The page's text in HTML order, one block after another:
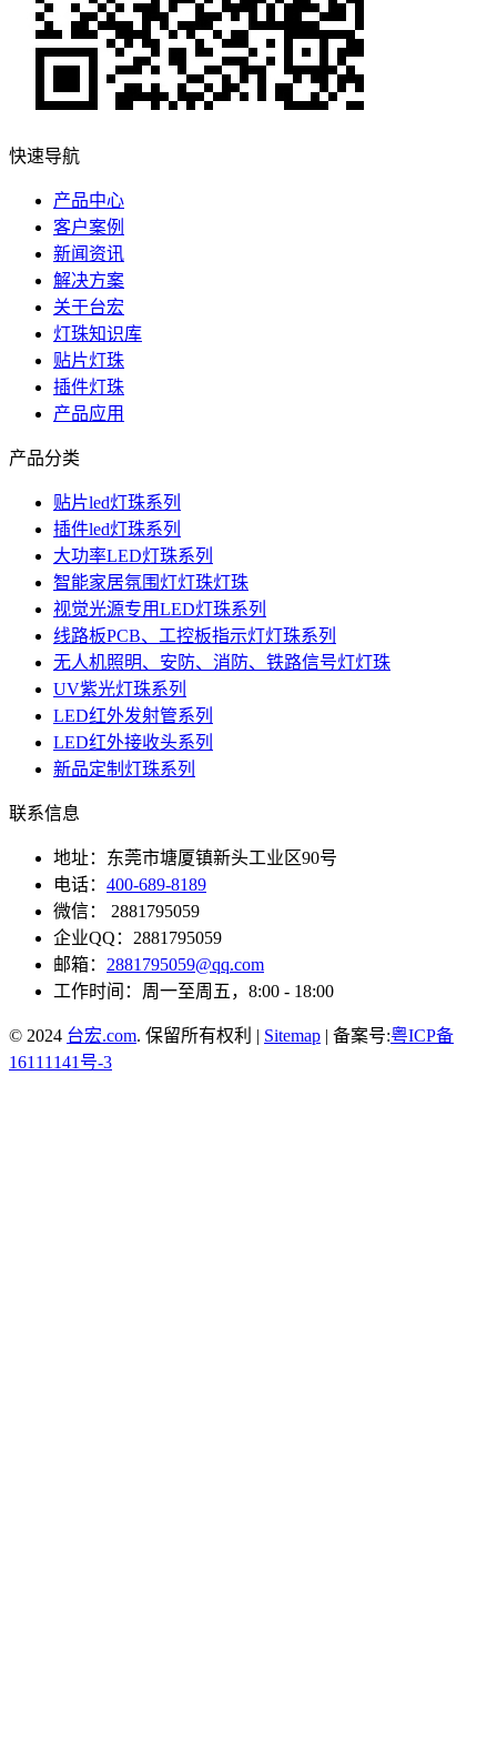
快速导航
产品中心
客户案例
新闻资讯
解决方案
关于台宏
灯珠知识库
贴片灯珠
插件灯珠
产品应用
产品分类
贴片led灯珠系列
插件led灯珠系列
大功率LED灯珠系列
智能家居氛围灯灯珠灯珠
视觉光源专用LED灯珠系列
线路板PCB、工控板指示灯灯珠系列
无人机照明、安防、消防、铁路信号灯灯珠
UV紫光灯珠系列
LED红外发射管系列
LED红外接收头系列
新品定制灯珠系列
联系信息
地址：东莞市塘厦镇新头工业区90号
电话： 400-689-8189
微信： 2881795059
企业QQ：2881795059
邮箱： 2881795059@qq.com
工作时间：周一至周五，8:00 - 18:00
© 2024 台宏.com. 保留所有权利 | Sitemap | 备案号:粤ICP备
16111141号-3